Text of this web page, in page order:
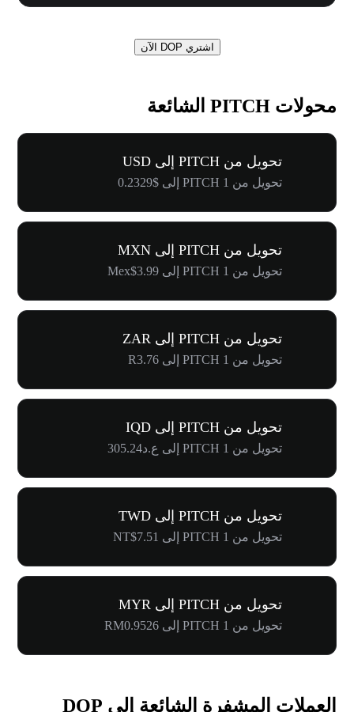
اشتري DOP الآن
محولات PITCH الشائعة
تحويل من PITCH إلى USD
تحويل من 1 PITCH إلى $0.2329
تحويل من PITCH إلى MXN
تحويل من 1 PITCH إلى Mex$3.99
تحويل من PITCH إلى ZAR
تحويل من 1 PITCH إلى R3.76
تحويل من PITCH إلى IQD
تحويل من 1 PITCH إلى ع.د305.24
تحويل من PITCH إلى TWD
تحويل من 1 PITCH إلى NT$7.51
تحويل من PITCH إلى MYR
تحويل من 1 PITCH إلى RM0.9526
العملات المشفرة الشائعة إلى DOP